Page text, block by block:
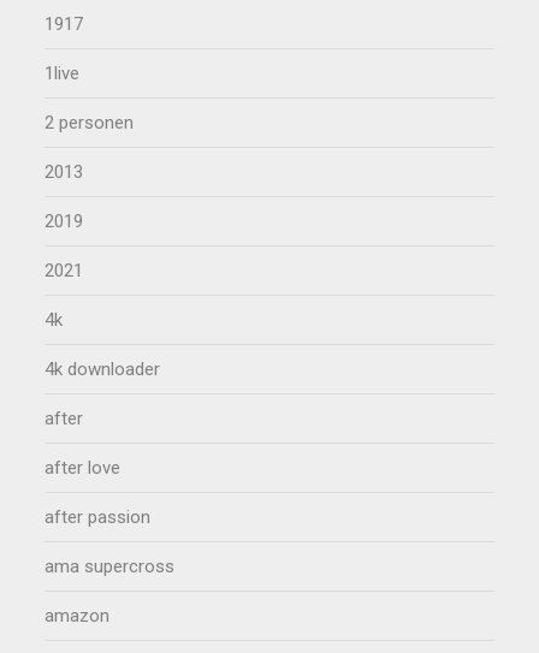
1917
1live
2 personen
2013
2019
2021
4k
4k downloader
after
after love
after passion
ama supercross
amazon